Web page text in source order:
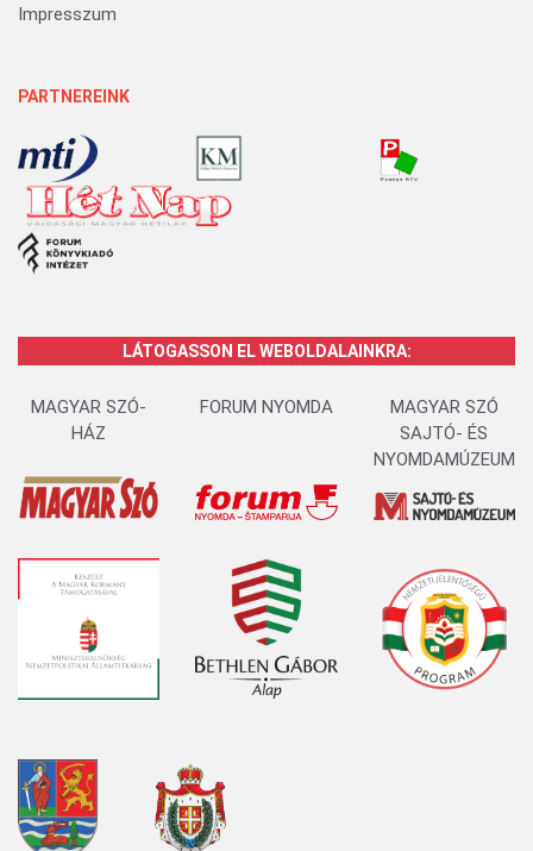
Impresszum
PARTNEREINK
LÁTOGASSON EL WEBOLDALAINKRA:
MAGYAR SZÓ-
HÁZ
FORUM NYOMDA
MAGYAR SZÓ
SAJTÓ- ÉS
NYOMDAMÚZEUM